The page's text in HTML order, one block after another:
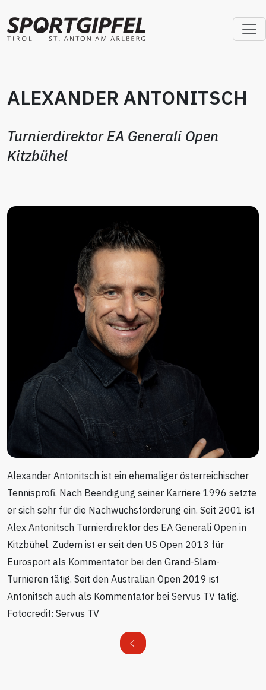
ALEXANDER ANTONITSCH
Turnierdirektor EA Generali Open
Kitzbühel
Alexander Antonitsch ist ein ehemaliger österreichischer
Tennisprofi. Nach Beendigung seiner Karriere 1996 setzte
er sich sehr für die Nachwuchsförderung ein. Seit 2001 ist
Alex Antonitsch Turnierdirektor des EA Generali Open in
Kitzbühel. Zudem ist er seit den US Open 2013 für
Eurosport als Kommentator bei den Grand-Slam-
Turnieren tätig. Seit den Australian Open 2019 ist
Antonitsch auch als Kommentator bei Servus TV tätig.
Fotocredit: Servus TV